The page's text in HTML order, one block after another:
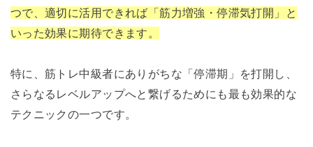
つで、適切に活用できれば「筋力増強・停滞気打開」と
いった効果に期待できます。
特に、筋トレ中級者にありがちな「停滞期」を打開し、
さらなるレベルアップへと繋げるためにも最も効果的な
テクニックの一つです。